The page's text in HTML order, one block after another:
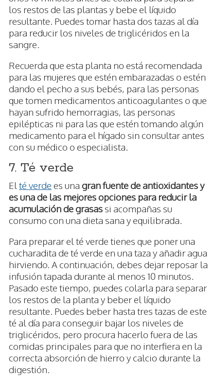
los restos de las plantas y bebe el líquido
resultante. Puedes tomar hasta dos tazas al día
para reducir los niveles de triglicéridos en la
sangre.
Recuerda que esta planta no está recomendada
para las mujeres que estén embarazadas o estén
dando el pecho a sus bebés, para las personas
que tomen medicamentos anticoagulantes o que
hayan sufrido hemorragias, las personas
epilépticas ni para las que estén tomando algún
medicamento para el hígado sin consultar antes
con su médico o especialista.
7. Té verde
El té verde es una gran fuente de antioxidantes y
es una de las mejores opciones para reducir la
acumulación de grasassi acompañas su
consumo con una dieta sana y equilibrada.
Para preparar el té verde tienes que poner una
cucharadita de té verde en una taza y añadir agua
hirviendo. A continuación, debes dejar reposar la
infusión tapada durante al menos 10 minutos.
Pasado este tiempo, puedes colarla para separar
los restos de la planta y beber el líquido
resultante. Puedes beber hasta tres tazas de este
té al día para conseguir bajar los niveles de
triglicéridos, pero procura hacerlo fuera de las
comidas principales para que no interfiera en la
correcta absorción de hierro y calcio durante la
digestión.